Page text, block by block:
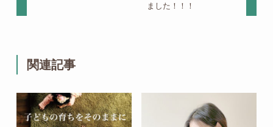
ました！！！
関連記事